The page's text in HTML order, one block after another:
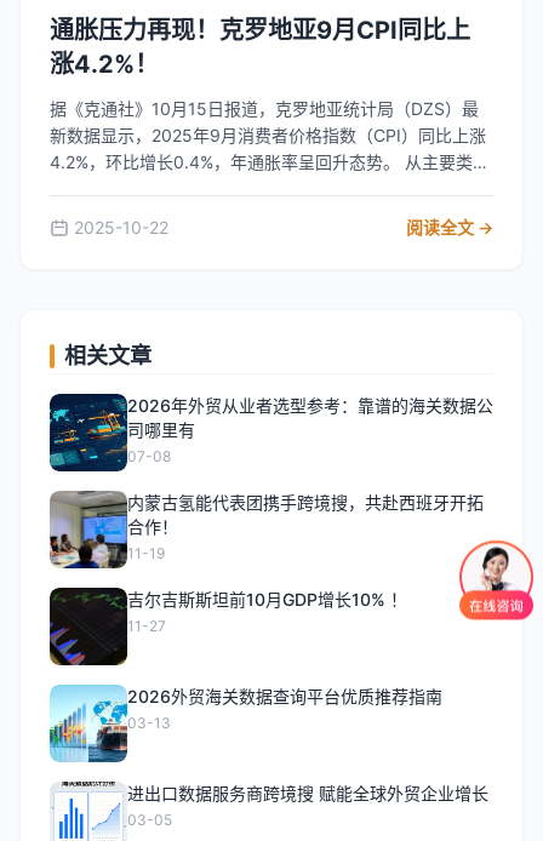
通胀压力再现！克罗地亚9月CPI同比上
涨4.2%！
据《克通社》10月15日报道，克罗地亚统计局（DZS）最
新数据显示，2025年9月消费者价格指数（CPI）同比上涨
4.2%，环比增长0.4%，年通胀率呈回升态势。 从主要类别
8.8%；餐饮和酒店业上涨7%，食品和非酒精饮料涨5.7%。
此外，酒精饮料和烟草（5.3%）、医疗卫生及杂项服务
2025-10-22 阅读全文 →
相关文章
2026年外贸从业者选型参考：靠谱的海关数据公
司哪里有
07-08
内蒙古氢能代表团携手跨境搜，共赴西班牙开拓
合作！
11-19
吉尔吉斯斯坦前10月GDP增长10% ！
11-27
2026外贸海关数据查询平台优质推荐指南
03-13
进出口数据服务商跨境搜 赋能全球外贸企业增长
03-05